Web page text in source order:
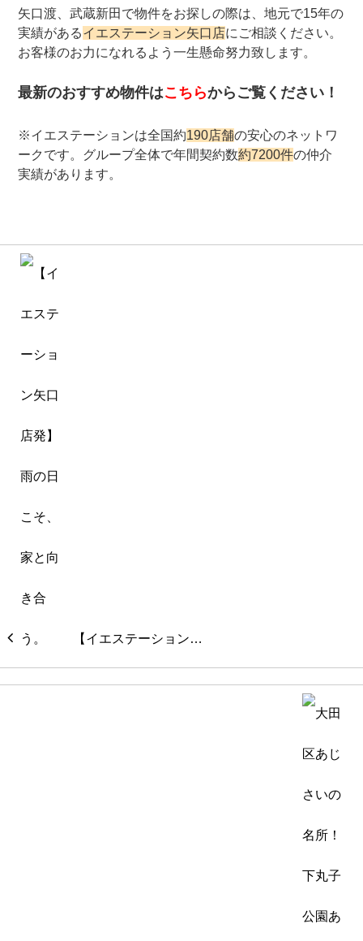
矢口渡、武蔵新田で物件をお探しの際は、地元で15年の
実績があるイエステーション矢口店にご相談ください。
お客様のお力になれるよう一生懸命努力致します。
最新のおすすめ物件はこちらからご覧ください！
※イエステーションは全国約190店舗の安心のネットワ
ークです。グループ全体で年間契約数約7200件の仲介
実績があります。
【イエステーション…